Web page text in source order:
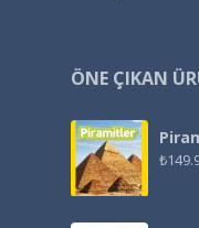
ÖNE ÇIKAN
₺